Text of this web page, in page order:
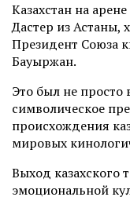
Казахстан на
Дастер из Астаны,
Президент Союза
Бауыржан.
Это был не просто
символическое
происхождения
мировых
Выход казахского
эмоциональной